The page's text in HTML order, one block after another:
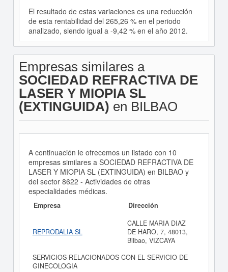
El resultado de estas variaciones es una reducción
de esta rentabilidad del 265,26 % en el periodo
analizado, siendo igual a -9,42 % en el año 2012.
Empresas similares a
SOCIEDAD REFRACTIVA DE
LASER Y MIOPIA SL
(EXTINGUIDA) en BILBAO
A continuación le ofrecemos un listado con 10
empresas similares a SOCIEDAD REFRACTIVA DE
LASER Y MIOPIA SL (EXTINGUIDA) en BILBAO y
del sector 8622 - Actividades de otras
especialidades médicas.
Empresa Dirección
REPRODALIA SL
CALLE MARIA DIAZ
DE HARO, 7, 48013,
Bilbao, VIZCAYA
SERVICIOS RELACIONADOS CON EL SERVICIO DE
GINECOLOGIA